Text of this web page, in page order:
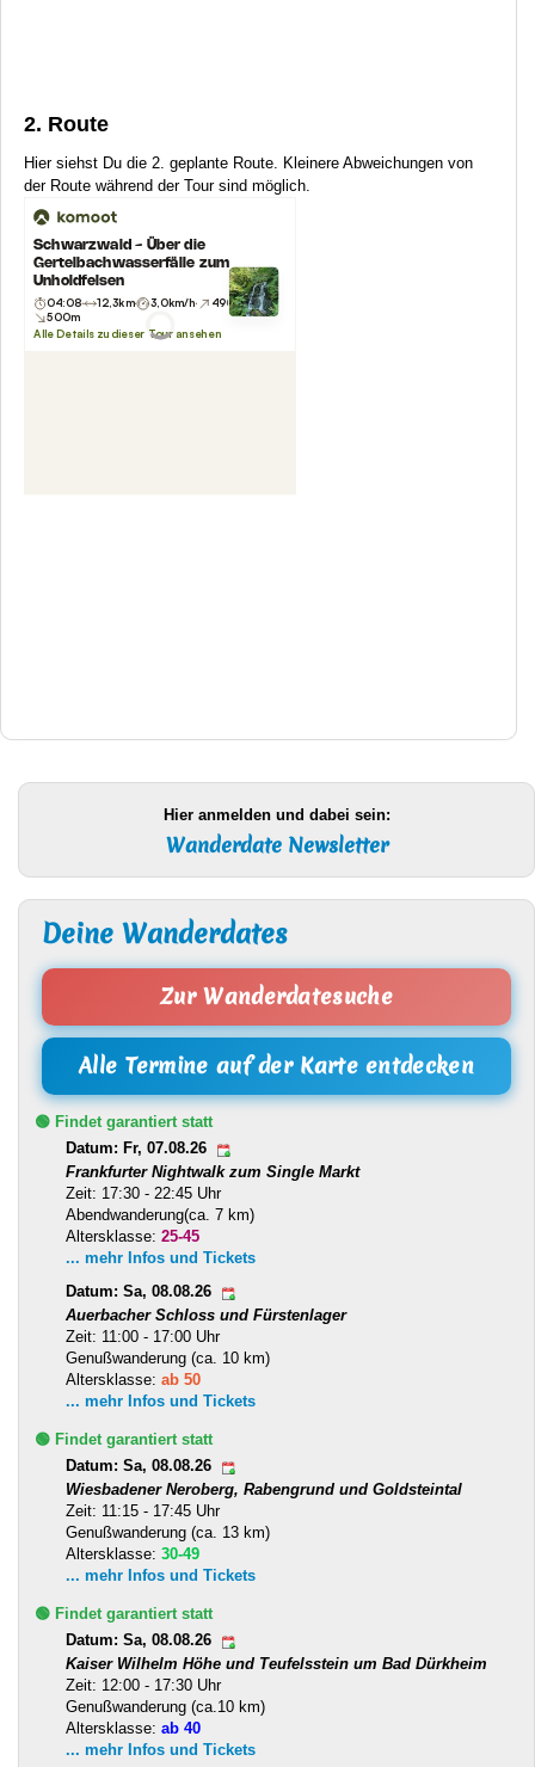
2. Route
Hier siehst Du die 2. geplante Route. Kleinere Abweichungen von
der Route während der Tour sind möglich.
Hier anmelden und dabei sein:
Wanderdate Newsletter
Deine Wanderdates
Zur Wanderdatesuche
Alle Termine auf der Karte entdecken
🟢 Findet garantiert statt
Datum: Fr, 07.08.26
Frankfurter Nightwalk zum Single Markt
Zeit: 17:30 - 22:45 Uhr
Abendwanderung(ca. 7 km)
Altersklasse: 25-45
... mehr Infos und Tickets
Datum: Sa, 08.08.26
Auerbacher Schloss und Fürstenlager
Zeit: 11:00 - 17:00 Uhr
Genußwanderung (ca. 10 km)
Altersklasse: ab 50
... mehr Infos und Tickets
🟢 Findet garantiert statt
Datum: Sa, 08.08.26
Wiesbadener Neroberg, Rabengrund und Goldsteintal
Zeit: 11:15 - 17:45 Uhr
Genußwanderung (ca. 13 km)
Altersklasse: 30-49
... mehr Infos und Tickets
🟢 Findet garantiert statt
Datum: Sa, 08.08.26
Kaiser Wilhelm Höhe und Teufelsstein um Bad Dürkheim
Zeit: 12:00 - 17:30 Uhr
Genußwanderung (ca.10 km)
Altersklasse: ab 40
... mehr Infos und Tickets